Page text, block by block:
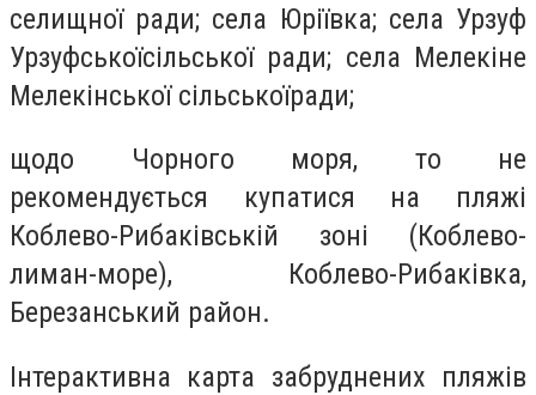
селищної ради; села Юріївка; села Урзуф
Урзуфськоїсільської ради; села Мелекіне
Мелекінської сільськоїради;
щодо Чорного моря, то не
рекомендується купатися на пляжі
Коблево-Рибаківській зоні (Коблево-
лиман-море), Коблево-Рибаківка,
Березанський район.
Інтерактивна карта забруднених пляжів